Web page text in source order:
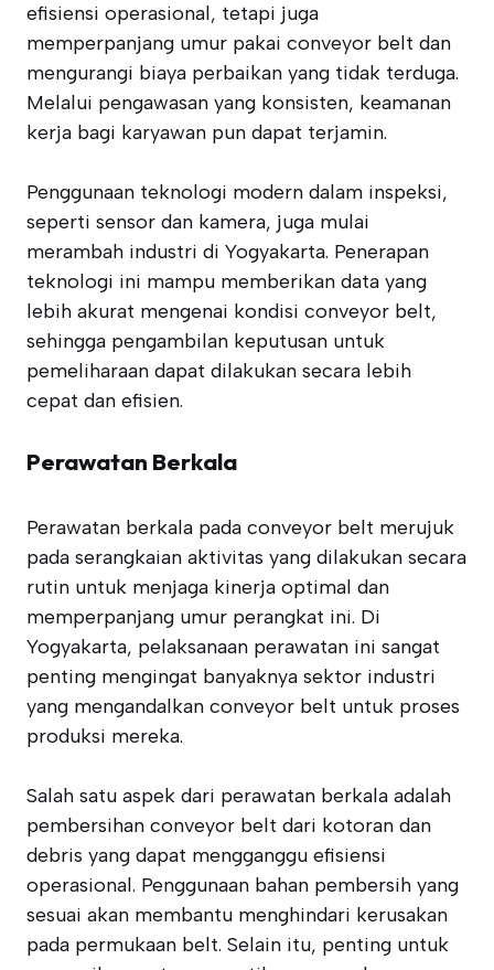
efisiensi operasional, tetapi juga
memperpanjang umur pakai conveyor belt dan
mengurangi biaya perbaikan yang tidak terduga.
Melalui pengawasan yang konsisten, keamanan
kerja bagi karyawan pun dapat terjamin.
Penggunaan teknologi modern dalam inspeksi,
seperti sensor dan kamera, juga mulai
merambah industri di Yogyakarta. Penerapan
teknologi ini mampu memberikan data yang
lebih akurat mengenai kondisi conveyor belt,
sehingga pengambilan keputusan untuk
pemeliharaan dapat dilakukan secara lebih
cepat dan efisien.
Perawatan Berkala
Perawatan berkala pada conveyor belt merujuk
pada serangkaian aktivitas yang dilakukan secara
rutin untuk menjaga kinerja optimal dan
memperpanjang umur perangkat ini. Di
Yogyakarta, pelaksanaan perawatan ini sangat
penting mengingat banyaknya sektor industri
yang mengandalkan conveyor belt untuk proses
produksi mereka.
Salah satu aspek dari perawatan berkala adalah
pembersihan conveyor belt dari kotoran dan
debris yang dapat mengganggu efisiensi
operasional. Penggunaan bahan pembersih yang
sesuai akan membantu menghindari kerusakan
pada permukaan belt. Selain itu, penting untuk